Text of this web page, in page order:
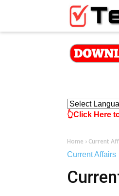
👆Click Here
Home › Current
Current Affairs